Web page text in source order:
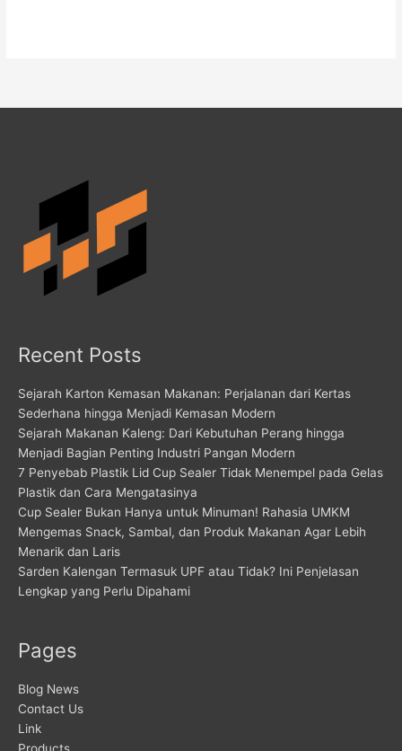
Recent Posts
Sejarah Karton Kemasan Makanan: Perjalanan dari Kertas
Sederhana hingga Menjadi Kemasan Modern
Sejarah Makanan Kaleng: Dari Kebutuhan Perang hingga
Menjadi Bagian Penting Industri Pangan Modern
7 Penyebab Plastik Lid Cup Sealer Tidak Menempel pada Gelas
Plastik dan Cara Mengatasinya
Cup Sealer Bukan Hanya untuk Minuman! Rahasia UMKM
Mengemas Snack, Sambal, dan Produk Makanan Agar Lebih
Menarik dan Laris
Sarden Kalengan Termasuk UPF atau Tidak? Ini Penjelasan
Lengkap yang Perlu Dipahami
Pages
Blog News
Contact Us
Link
Products